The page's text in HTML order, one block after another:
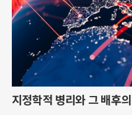
지정학적 병리와 그 배후